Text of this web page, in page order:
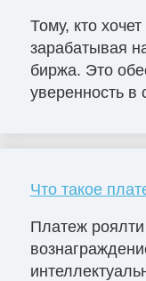
Тому, кто
зарабатывая
биржа. Это
уверенность в
Что такое
Платеж роялти